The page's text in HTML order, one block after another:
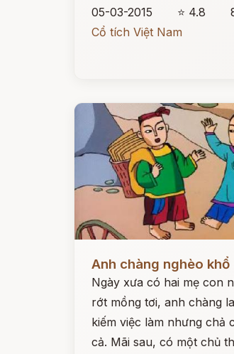
05-03-2015
⭐ 4.8
Cổ tích Việt Nam
Anh chàng nghèo khổ
Ngày xưa có hai mẹ con
rớt mồng tơi, anh chàng
kiếm việc làm nhưng chả
cả. Mãi sau, có một chủ